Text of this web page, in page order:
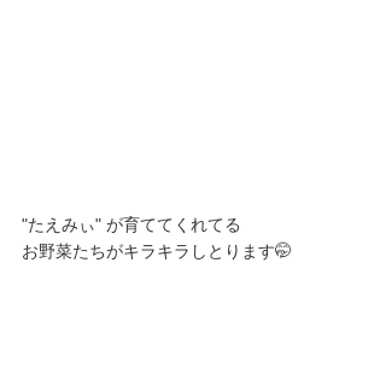
"たえみぃ" が育ててくれてる
お野菜たちがキラキラしとります🤭